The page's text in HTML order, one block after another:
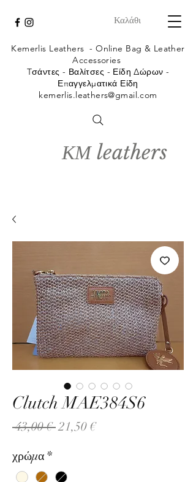
Καλάθι
ΚΜ leathers
Kemerlis Leathers -Online Bag & Leather
Accessories
Tσάντες - Βαλίτσες - Είδη Δώρων -
Επαγγελματικά Είδη
kemerlis.leathers@gmail.com
Clutch MAE384S6
43,00 € Κανονική
21,50 €Τιμή
χρώμα *